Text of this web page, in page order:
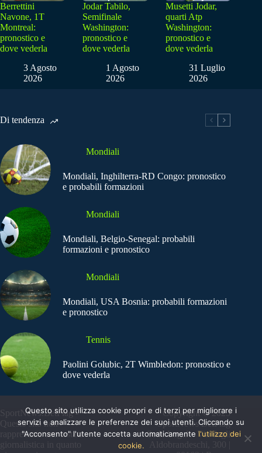
Berrettini
Navone, 1T
Montreal:
pronostico e
dove vederla
3 Agosto
2026
Jodar Tabilo,
Semifinale
Washington:
pronostico e
dove vederla
1 Agosto
2026
Musetti Jodar,
quarti Atp
Washington:
pronostico e
dove vederla
31 Luglio
2026
Di tendenza
Mondiali
Mondiali, Inghilterra-RD Congo: pronostico
e probabili formazioni
Mondiali
Mondiali, Belgio-Senegal: probabili
formazioni e pronostico
Mondiali
Mondiali, USA Bosnia: probabili formazioni
e pronostico
Tennis
Paolini Golubic, 2T Wimbledon: pronostico e
dove vederla
SportNews.BetFlag -
Questo sito non
rappresenta una testata
giornalistica in quanto
Copyright © 2025
SportNews BetFlag
Sede Legale: Via degli
Aldobrandeschi, 300 |
Questo sito utilizza cookie propri e di terzi per migliorare i
servizi e analizzare le preferenze dei suoi utenti. Cliccando su
"Acconsento" l'utente accetta automaticamente l'utilizzo dei
cookie.